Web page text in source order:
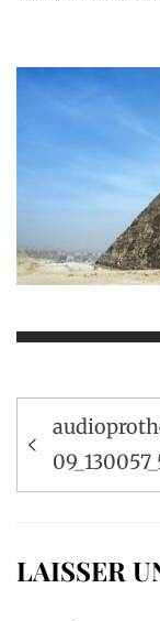
de
l’article
LAISSER